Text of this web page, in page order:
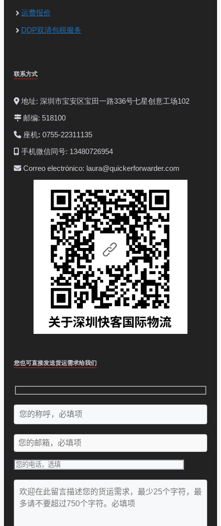
运费报价
DDP双清包税服务
联系方式
地址: 深圳市宝安区宝田一路336号七星创意工场102
邮编: 518100
座机: 0755-22311135
手机微信同号: 13480726954
Correo electrónico: laura@quickerforwarder.com
您也可直接发送货运需求给我们